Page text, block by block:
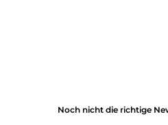
Noch nicht die richtige